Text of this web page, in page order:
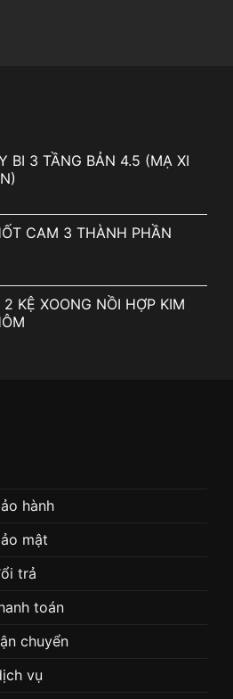
BI 3 TẦNG BẢN 4.5 (MẠ XI
CAM 3 THÀNH PHẦN
2 KỆ XOONG NỒI HỢP KIM
hành
mật
trả
toán
chuyển
vụ